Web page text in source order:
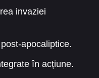
invaziei
apocaliptice.
în acțiune.